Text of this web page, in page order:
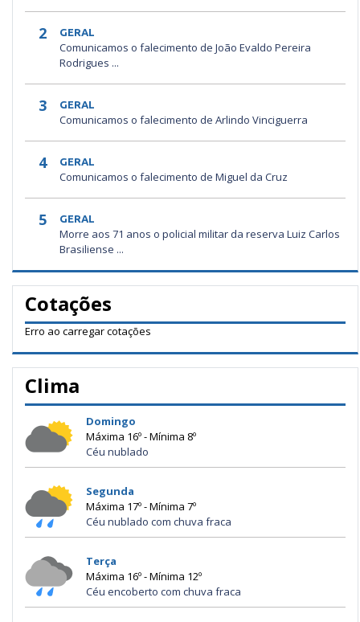
2 GERAL
Comunicamos o falecimento de João Evaldo Pereira
Rodrigues ...
3 GERAL
Comunicamos o falecimento de Arlindo Vinciguerra
4 GERAL
Comunicamos o falecimento de Miguel da Cruz
5 GERAL
Morre aos 71 anos o policial militar da reserva Luiz Carlos
Brasiliense ...
Cotações
Erro ao carregar cotações
Clima
Domingo
Máxima 16º - Mínima 8º
Céu nublado
Segunda
Máxima 17º - Mínima 7º
Céu nublado com chuva fraca
Terça
Máxima 16º - Mínima 12º
Céu encoberto com chuva fraca